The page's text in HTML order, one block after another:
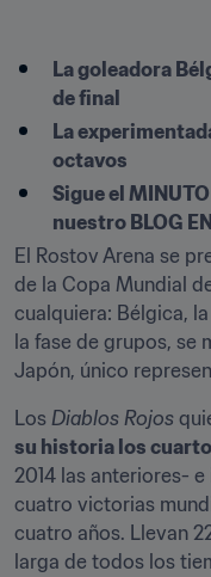
La goleadora
de final
La
octavos
Sigue el
nuestro BLOG
El Rostov Arena se
de la Copa Mundial
cualquiera: Bélgica,
la fase de grupos, se
Japón, único
Los Diablos Rojos
su historia los
2014 las anteriores-
cuatro victorias
cuatro años. Llevan
larga de todos los